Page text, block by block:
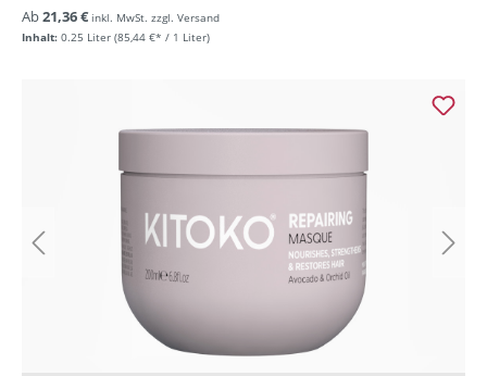
Inhalt: 0.25 Liter (85,44 €* / 1 Liter)
Ab21,36 € inkl. MwSt. zzgl. Versand